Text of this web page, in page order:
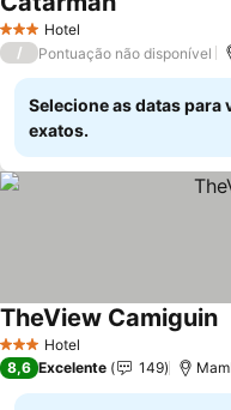
3 EstrelasHotel
/ Pontuação não disponível
Selecione as datas para
exatos.
3 EstrelasHotel
TheView Camiguin
8,6 Excelente 149